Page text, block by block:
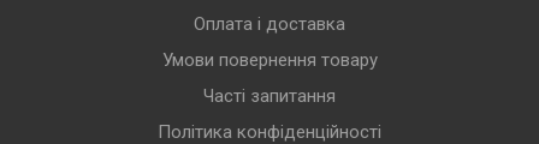
Оплата і доставка
Умови повернення товару
Часті запитання
Політика конфіденційності